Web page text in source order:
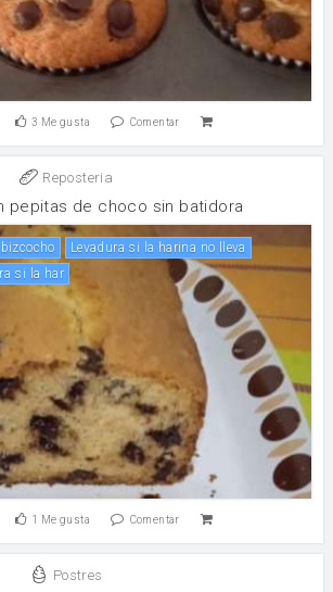
3 Me gusta Comentar
Reposteria
pepitas de choco sin batidora
bizcocho
Levadura si la harina no lleva
si la har
1 Me gusta Comentar
Postres